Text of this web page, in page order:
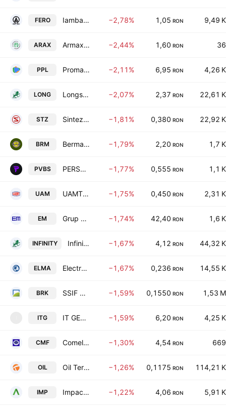
FERO Iamba Arad S.A. Arad −2,78% 1,05 RON 9,49 K
ARAX Armax Gaz SA −2,44% 1,60 RON 36
PPL Promateris S.A −2,11% 6,95 RON 4,26 K
LONG Longshield Investment Group SA −2,07% 2,37 RON 22,61 K
STZ Sinteza SA −1,81% 0,380 RON 22,92 K
BRM Bermas S.A. −1,79% 2,20 RON 1,7 K
PVBS PERSEUS FINTECH S.A −1,77% 0,555 RON 1,1 K
UAM UAMT SA −1,75% 0,450 RON 2,31 K
EM Grup EM −1,74% 42,40 RON 1,6 K
INFINITY Infinity Capital Investments S.A. −1,67% 4,12 RON 44,32 K
ELMA Electromagnetica SA −1,67% 0,236 RON 14,55 K
BRK SSIF BRK Financial Group SA −1,59% 0,1550 RON 1,53 M
ITG IT GENETICS −1,59% 6,20 RON 4,25 K
CMF Comelf SA −1,30% 4,54 RON 669
OIL Oil Terminal SA −1,26% 0,1175 RON 114,21 K
IMP Impact Developer & Contractor SA −1,22% 4,06 RON 5,91 K